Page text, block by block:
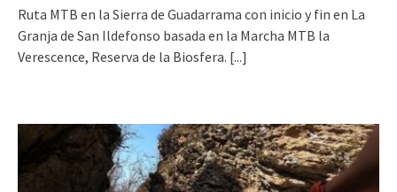
Ruta MTB en la Sierra de Guadarrama con inicio y fin en La
Granja de San Ildefonso basada en la Marcha MTB la
Verescence, Reserva de la Biosfera. [...]